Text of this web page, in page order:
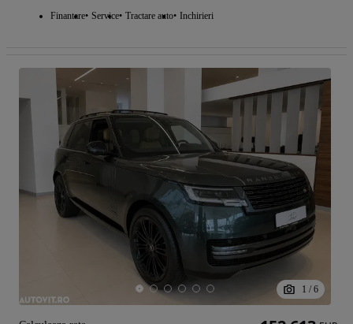
Finantare Service Tractare auto Inchirieri
1 / 6